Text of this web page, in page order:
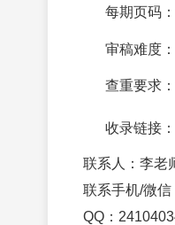
每期页码
审稿难度
查重要求
收录链接：
联系人：李老
联系手机/微
QQ：